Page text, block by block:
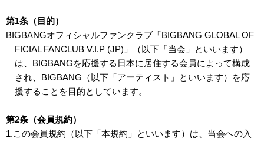
第1条（目的）
BIGBANGオフィシャルファンクラブ「BIGBANG GLOBAL OF
FICIAL FANCLUB V.I.P (JP)」（以下「当会」といいます）
は、BIGBANGを応援する日本に居住する会員によって構成
され、BIGBANG（以下「アーティスト」といいます）を応
援することを目的としています。
第2条（会員規約）
1.この会員規約（以下「本規約」といいます）は、当会への入